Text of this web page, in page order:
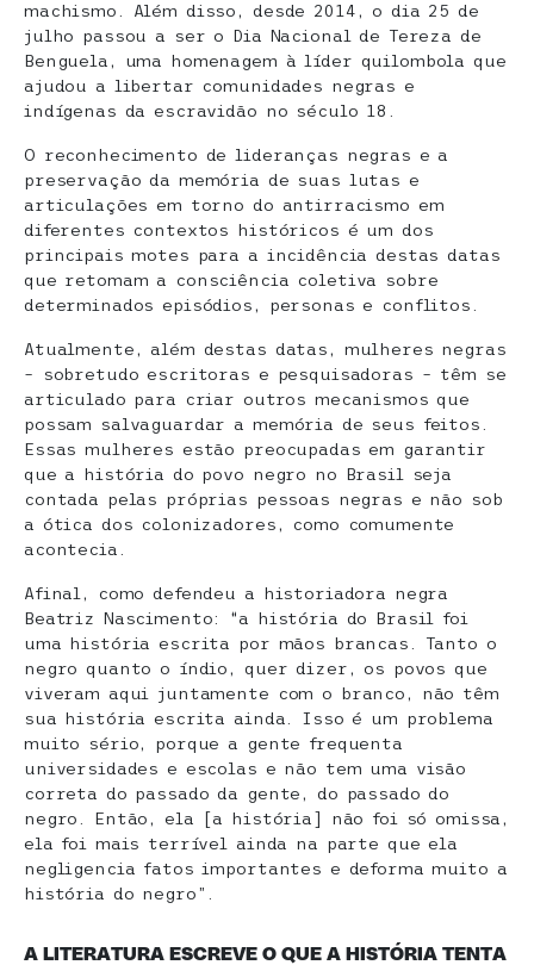
machismo. Além disso, desde 2014, o dia 25 de
julho passou a ser o Dia Nacional de Tereza de
Benguela, uma homenagem à líder quilombola que
ajudou a libertar comunidades negras e
indígenas da escravidão no século 18.
O reconhecimento de lideranças negras e a
preservação da memória de suas lutas e
articulações em torno do antirracismo em
diferentes contextos históricos é um dos
principais motes para a incidência destas datas
que retomam a consciência coletiva sobre
determinados episódios, personas e conflitos.
Atualmente, além destas datas, mulheres negras
– sobretudo escritoras e pesquisadoras – têm se
articulado para criar outros mecanismos que
possam salvaguardar a memória de seus feitos.
Essas mulheres estão preocupadas em garantir
que a história do povo negro no Brasil seja
contada pelas próprias pessoas negras e não sob
a ótica dos colonizadores, como comumente
acontecia.
Afinal, como defendeu a historiadora negra
Beatriz Nascimento: “a história do Brasil foi
uma história escrita por mãos brancas. Tanto o
negro quanto o índio, quer dizer, os povos que
viveram aqui juntamente com o branco, não têm
sua história escrita ainda. Isso é um problema
muito sério, porque a gente frequenta
universidades e escolas e não tem uma visão
correta do passado da gente, do passado do
negro. Então, ela [a história] não foi só omissa,
ela foi mais terrível ainda na parte que ela
negligencia fatos importantes e deforma muito a
história do negro”.
A LITERATURA ESCREVE O QUE A HISTÓRIA TENTA